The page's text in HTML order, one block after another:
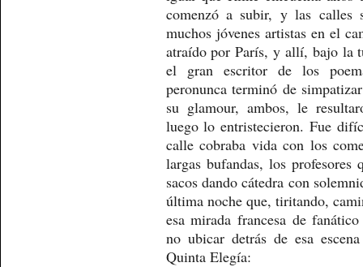
comenzó a subir, y las calles
muchos jóvenes artistas en el
atraído por París, y allí, bajo la
el gran escritor de los
peronunca terminó de
su glamour, ambos, le
luego lo entristecieron. Fue
calle cobraba vida con los
largas bufandas, los profesores
sacos dando cátedra con
última noche que, tiritando,
esa mirada francesa de
no ubicar detrás de esa
Quinta Elegía: